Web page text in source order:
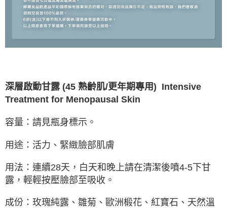
深層啟動甘露 (45 熟齡肌/更年期專用) Intensive
Treatment for Menopausal Skin
容量：請見瓶身標示。
用途：活力、緊緻臉部肌膚
用法：連續28天，白天和晚上請在清潔後噴4-5下甘
露，輕輕按壓臉部至吸收。
成份：玫瑰純露、雛菊、歐洲椴花、紅寶石、天然溫